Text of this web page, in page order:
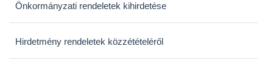
Önkormányzati rendeletek kihirdetése
Hirdetmény rendeletek közzétételéről